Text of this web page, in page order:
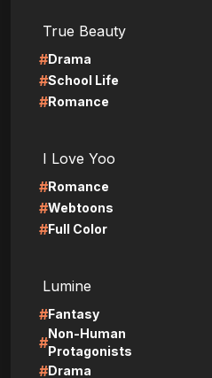
True Beauty
#Drama
#School Life
#Romance
I Love Yoo
#Romance
#Webtoons
#Full Color
Lumine
#Fantasy
#
Non-Human
Protagonists
#Drama